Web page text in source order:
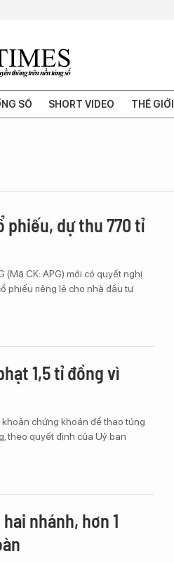
SỐ SHORT VIDEO THẾ GIỚI
phiếu, dự thu 770 tỉ
CK: APG) mới có quyết nghị
phiếu riêng lẻ cho nhà đầu tư
1,5 tỉ đồng vì
chứng khoán để thao túng
theo quyết định của Uỷ ban
nhánh, hơn 1